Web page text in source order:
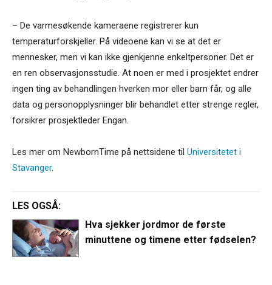
– De varmesøkende kameraene registrerer kun
temperaturforskjeller. På videoene kan vi se at det er
mennesker, men vi kan ikke gjenkjenne enkeltpersoner. Det er
en ren observasjonsstudie. At noen er med i prosjektet endrer
ingen ting av behandlingen hverken mor eller barn får, og alle
data og personopplysninger blir behandlet etter strenge regler,
forsikrer prosjektleder Engan.
Les mer om NewbornTime på nettsidene til Universitetet i
Stavanger.
LES OGSÅ:
Hva sjekker jordmor de første
minuttene og timene etter fødselen?